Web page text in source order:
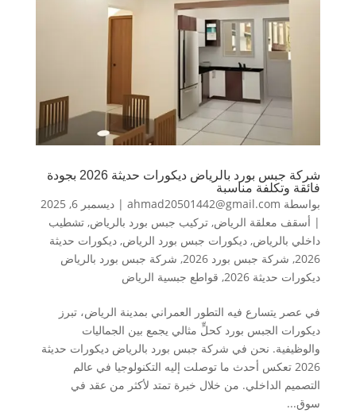
شركة جبس بورد بالرياض ديكورات حديثة 2026 بجودة
فائقة وتكلفة مناسبة
بواسطة ahmad20501442@gmail.com
| ديسمبر 6, 2025
| أسقف معلقة الرياض, تركيب جبس بورد بالرياض, تشطيب
داخلي بالرياض, ديكورات جبس بورد الرياض, ديكورات حديثة
2026
, شركة جبس بورد 2026 , شركة جبس بورد بالرياض
ديكورات حديثة 2026
, قواطع جبسية الرياض
في عصر يتسارع فيه التطور العمراني بمدينة الرياض، تبرز
ديكورات الجبس بورد كحلٍّ مثالي يجمع بين الجماليات
والوظيفية. نحن في شركة جبس بورد بالرياض ديكورات حديثة
2026 تعكس أحدث ما توصلت إليه التكنولوجيا في عالم
التصميم الداخلي. من خلال خبرة تمتد لأكثر من عقد في
سوق...